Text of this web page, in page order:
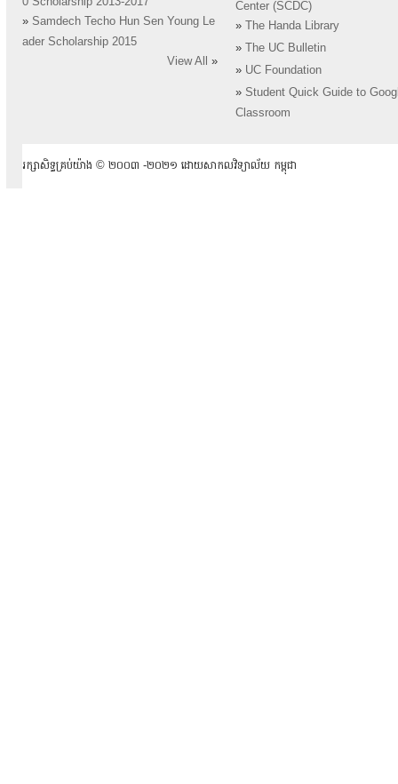
» Samdech Techo Hun Sen Young Le
ader Scholarship 2015
View All
»
Center (SCDC)
»
The Handa Library
»
The UC Bulletin
» UC Foundation
» Student Quick Guide to
Classroom
រក្សាសិទ្ធគ្រប់យ៉ាង ​© ២០០៣ -២០២១ ដោយសាកលវិទ្យាល័យ កម្ពុជា